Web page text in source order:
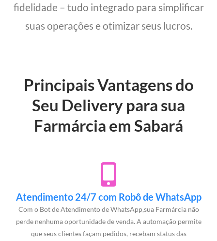
fidelidade – tudo integrado para simplificar
suas operações e otimizar seus lucros.
Principais Vantagens do
Seu Delivery para sua
Farmárcia em Sabará
Atendimento 24/7 com Robô de WhatsApp
Com o Bot de Atendimento de WhatsApp,sua Farmárcia não
perde nenhuma oportunidade de venda. A automação permite
que seus clientes façam pedidos, recebam status das